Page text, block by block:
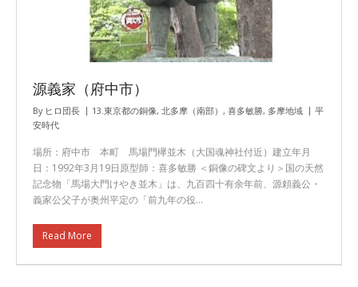
源義家（府中市）
By ヒロ団長 13.東京都の銅像, 北多摩（南部） , 喜多敏勝, 多摩地域
平
安時代
場所：府中市 本町 馬場門欅並木（大国魂神社付近）建立年月
日：1992年3月19日原型師：喜多敏勝 ＜銅像の碑文より＞国の天然
記念物「馬場大門けやき並木」は、九百四十有余年前、源頼義公・
義家公父子が奥州平定の「前九年の役…
Read More